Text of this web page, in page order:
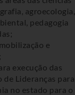
agroecologia,
pedagogia
e
execução das
de Lideranças para
no estado para o